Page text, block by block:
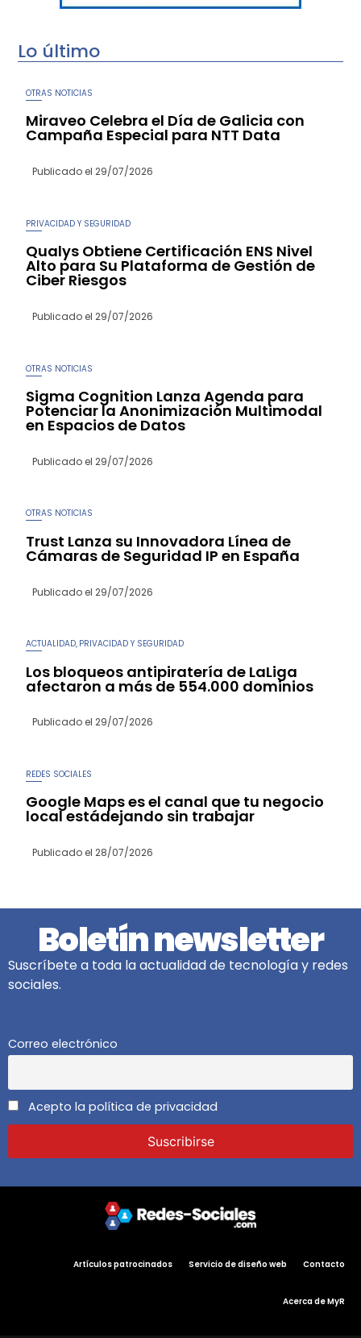
Lo último
OTRAS NOTICIAS
Miraveo Celebra el Día de Galicia con
Campaña Especial para NTT Data
Publicado el 29/07/2026
PRIVACIDAD Y SEGURIDAD
Qualys Obtiene Certificación ENS Nivel
Alto para Su Plataforma de Gestión de
Ciber Riesgos
Publicado el 29/07/2026
OTRAS NOTICIAS
Sigma Cognition Lanza Agenda para
Potenciar la Anonimización Multimodal
en Espacios de Datos
Publicado el 29/07/2026
OTRAS NOTICIAS
Trust Lanza su Innovadora Línea de
Cámaras de Seguridad IP en España
Publicado el 29/07/2026
ACTUALIDAD PRIVACIDAD Y SEGURIDAD
Los bloqueos antipiratería de LaLiga
afectaron a más de 554.000 dominios
Publicado el 29/07/2026
REDES SOCIALES
Google Maps es el canal que tu negocio
local estádejando sin trabajar
Publicado el 28/07/2026
Boletín newsletter
Suscríbete a toda la actualidad de tecnología y redes
sociales.
Correo electrónico
Acepto la política de privacidad
Artículos patrocinados Servicio de diseño web Contacto
Acerca de MyR